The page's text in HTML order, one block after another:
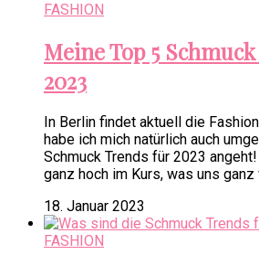
FASHION
Meine Top 5
2023
In Berlin findet aktuell die
habe ich mich natürlich auch
Schmuck Trends für 2023
ganz hoch im Kurs, was uns
18. Januar 2023
FASHION